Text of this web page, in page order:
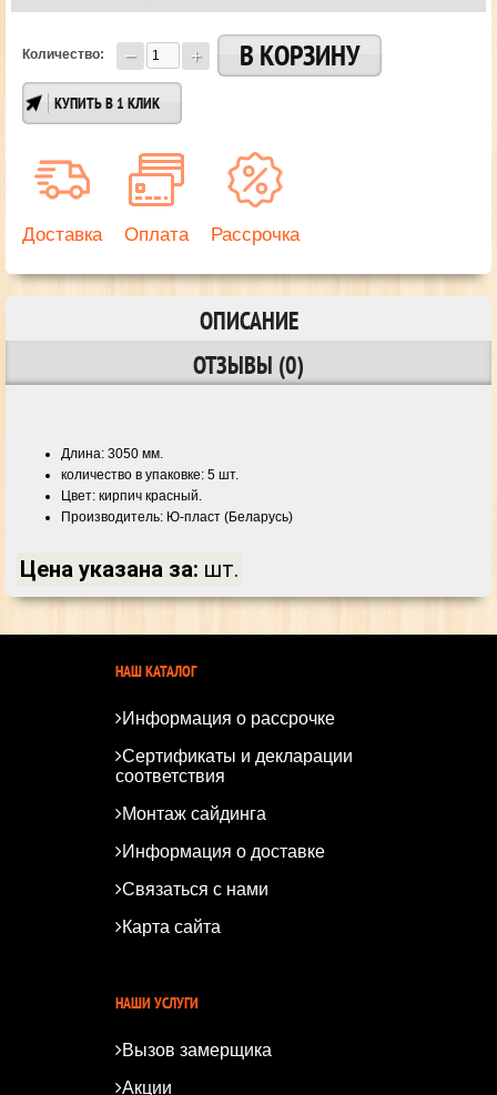
Количество:
КУПИТЬ В 1 КЛИК
Доставка Оплата Рассрочка
ОПИСАНИЕ
ОТЗЫВЫ (0)
Длина: 3050 мм.
количество в упаковке: 5 шт.
Цвет: кирпич красный.
Производитель: Ю-пласт (Беларусь)
Цена указана за: шт.
НАШ КАТАЛОГ
Информация о рассрочке
Сертификаты и декларации
соответствия
Монтаж сайдинга
Информация о доставке
Связаться с нами
Карта сайта
НАШИ УСЛУГИ
Вызов замерщика
Акции